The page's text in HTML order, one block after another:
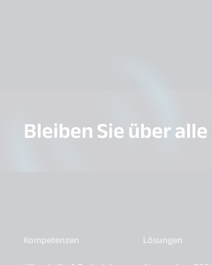
Bleiben Sie über
Kompetenzen
Lösungen